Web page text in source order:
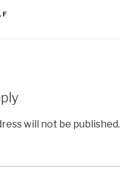
will not be published.